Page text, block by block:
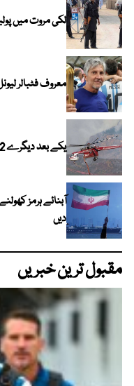
لکی مروت میں
معروف فٹبالر
یکے بعد دیگرے 2 ہیلی کاپٹر گر کر تباہ؛ متعدد ہلاکتیں
دیں
مقبول ترین خبریں